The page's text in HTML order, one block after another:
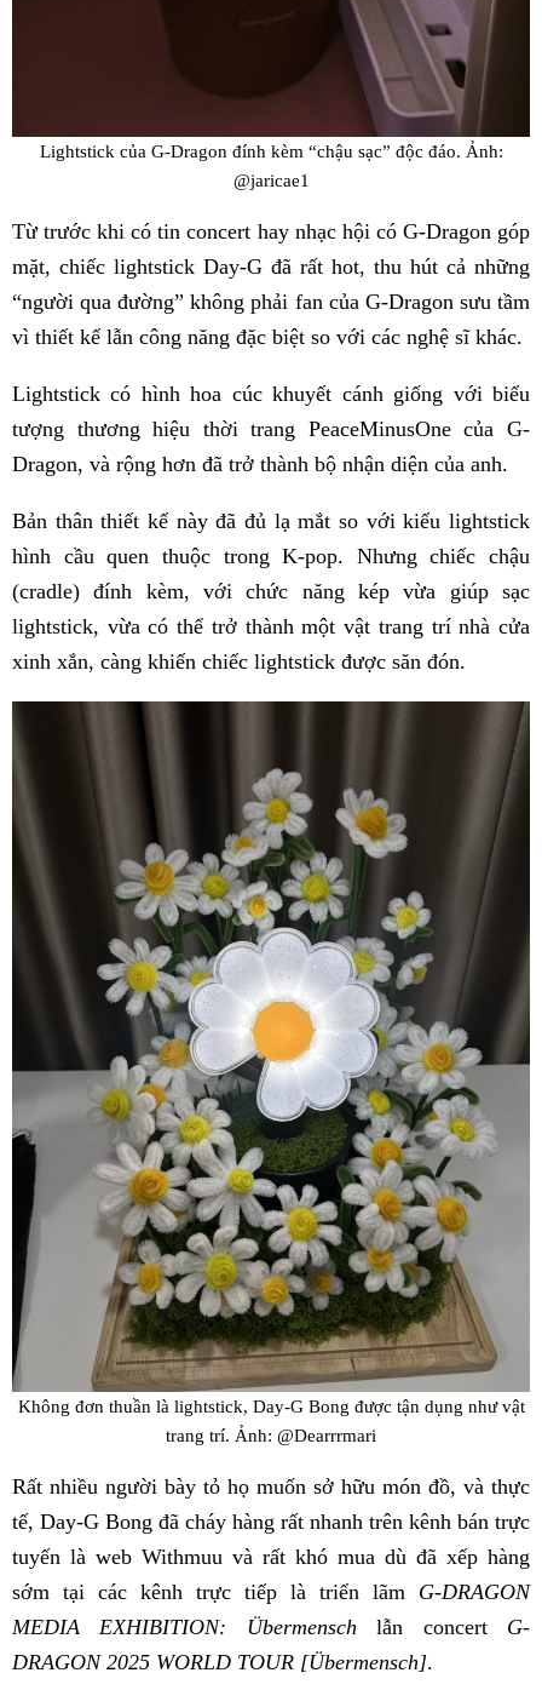
Lightstick của G-Dragon đính kèm “chậu sạc” độc đáo. Ảnh:
@jaricae1
Từ trước khi có tin concert hay nhạc hội có G-Dragon góp
mặt, chiếc lightstick Day-G đã rất hot, thu hút cả những
“người qua đường” không phải fan của G-Dragon sưu tầm
vì thiết kế lẫn công năng đặc biệt so với các nghệ sĩ khác.
Lightstick có hình hoa cúc khuyết cánh giống với biểu
tượng thương hiệu thời trang PeaceMinusOne của G-
Dragon, và rộng hơn đã trở thành bộ nhận diện của anh.
Bản thân thiết kế này đã đủ lạ mắt so với kiểu lightstick
hình cầu quen thuộc trong K-pop. Nhưng chiếc chậu
(cradle) đính kèm, với chức năng kép vừa giúp sạc
lightstick, vừa có thể trở thành một vật trang trí nhà cửa
xinh xắn, càng khiến chiếc lightstick được săn đón.
Không đơn thuần là lightstick, Day-G Bong được tận dụng như vật
trang trí. Ảnh: @Dearrrmari
Rất nhiều người bày tỏ họ muốn sở hữu món đồ, và thực
tế, Day-G Bong đã cháy hàng rất nhanh trên kênh bán trực
tuyến là web Withmuu và rất khó mua dù đã xếp hàng
sớm tại các kênh trực tiếp là triển lãm G-DRAGON
MEDIA EXHIBITION: Übermensch lẫn concert G-
DRAGON 2025 WORLD TOUR [Übermensch].